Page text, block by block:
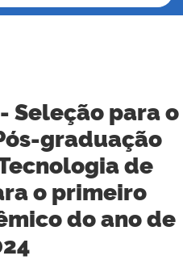
Seleção para o
graduação
de
o primeiro
do ano de